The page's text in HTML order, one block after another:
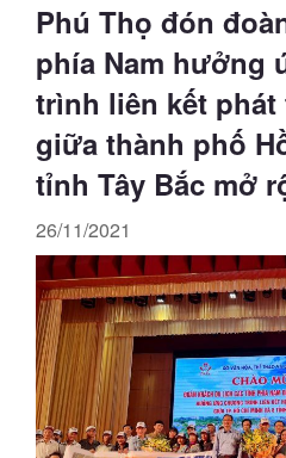
Phú Thọ đón
phía Nam hưởng
trình liên kết
giữa thành phố
tỉnh Tây Bắc mở
26/11/2021